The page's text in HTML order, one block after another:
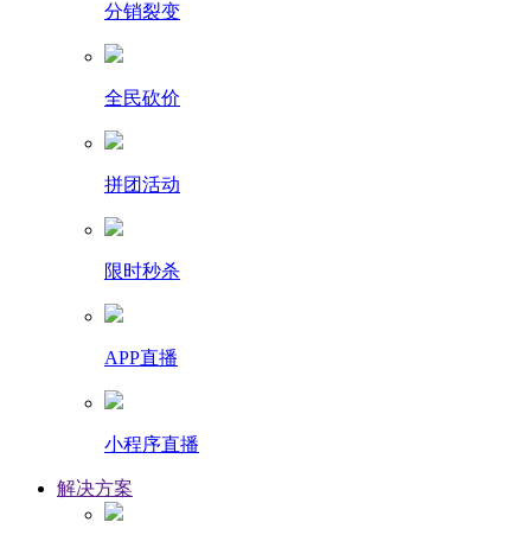
分销裂变
全民砍价
拼团活动
限时秒杀
APP直播
小程序直播
解决方案